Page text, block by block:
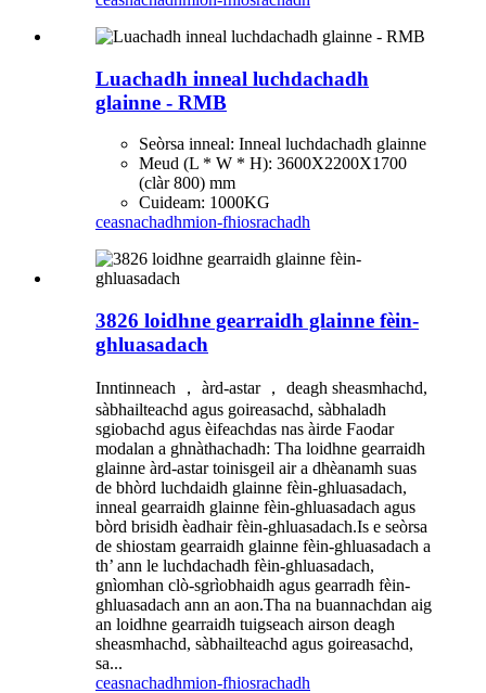
Luachadh inneal luchdachadh
glainne - RMB
Seòrsa inneal: Inneal luchdachadh glainne
Meud (L * W * H): 3600X2200X1700
(clàr 800) mm
Cuideam: 1000KG
ceasnachadhmion-fhiosrachadh
3826 loidhne gearraidh glainne fèin-
ghluasadach
Inntinneach ， àrd-astar ， deagh sheasmhachd,
sàbhailteachd agus goireasachd, sàbhaladh
sgiobachd agus èifeachdas nas àirde Faodar
modalan a ghnàthachadh: Tha loidhne gearraidh
glainne àrd-astar toinisgeil air a dhèanamh suas
de bhòrd luchdaidh glainne fèin-ghluasadach,
inneal gearraidh glainne fèin-ghluasadach agus
bòrd brisidh èadhair fèin-ghluasadach.Is e seòrsa
de shiostam gearraidh glainne fèin-ghluasadach a
th’ ann le luchdachadh fèin-ghluasadach,
gnìomhan clò-sgrìobhaidh agus gearradh fèin-
ghluasadach ann an aon.Tha na buannachdan aig
an loidhne gearraidh tuigseach airson deagh
sheasmhachd, sàbhailteachd agus goireasachd,
sa...
ceasnachadhmion-fhiosrachadh